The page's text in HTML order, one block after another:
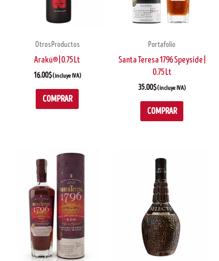
Otros Productos
Arakú® | 0.75 Lt
16.00$(incluye IVA)
COMPRAR
Portafolio
Santa Teresa 1796 Speyside |
0.75 Lt
35.00$(incluye IVA)
COMPRAR